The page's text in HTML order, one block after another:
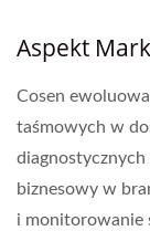
Aspekt
Cosen
taśmowych w
diagnostycznych
biznesowy w
i monitorowanie